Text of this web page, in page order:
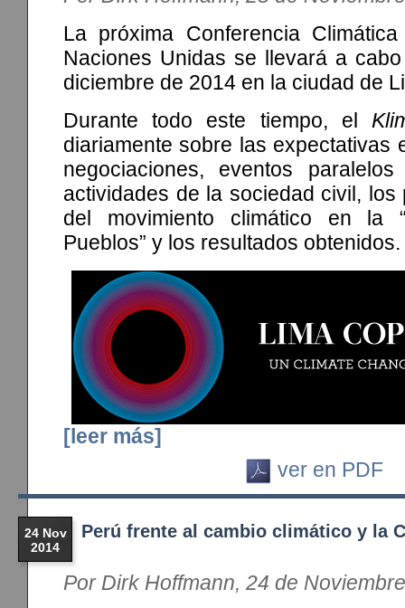
La próxima Conferencia
Naciones Unidas se llevará a
diciembre de 2014 en la ciudad de
Durante todo este tiempo, el
diariamente sobre las expectativas
negociaciones, eventos
actividades de la sociedad civil, los
del movimiento climático en la
Pueblos” y los resultados obtenidos.
[leer más]
ver en PDF
24 Nov
2014
Perú frente al cambio climático y la
Por Dirk Hoffmann, 24 de